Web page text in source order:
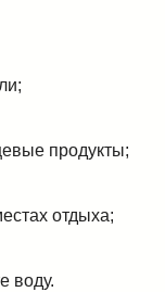
продукты;
отдыха;
воду.